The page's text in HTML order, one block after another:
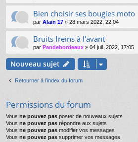
Bien choisir ses bougies moto
par Alain 17 » 28 mars 2022, 22:04
Bruits freins à l'avant
par Pandebordeaux » 04 juil. 2022, 17:05
Nouveau sujet
Retourner à l’index du forum
Permissions du forum
Vous ne pouvez pas poster de nouveaux sujets
Vous ne pouvez pas répondre aux sujets
Vous ne pouvez pas modifier vos messages
Vous ne pouvez pas supprimer vos messages